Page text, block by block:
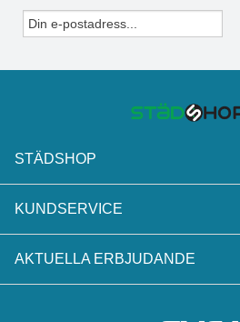
STÄDSHOP
KUNDSERVICE
AKTUELLA ERBJUDANDE